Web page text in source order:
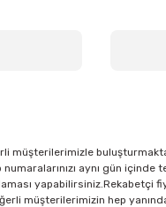
müşterilerimizle
aynı gün
müşterilerimizin hep